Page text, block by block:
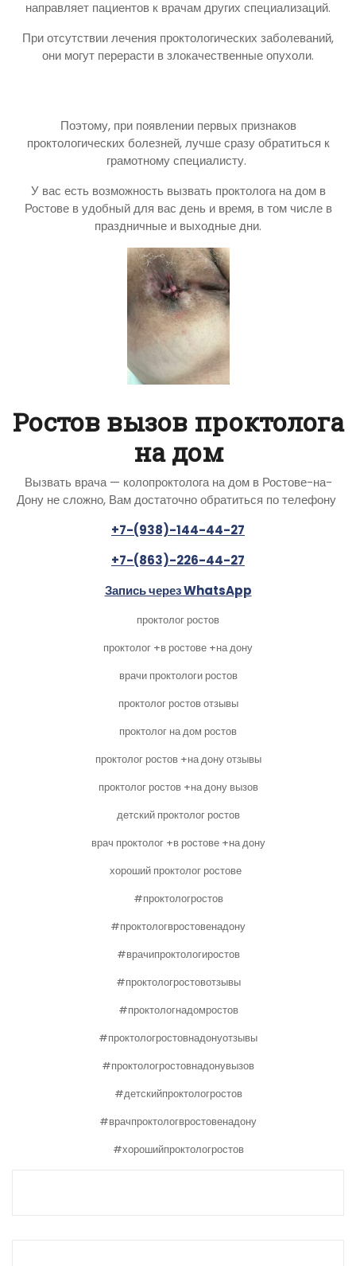
направляет пациентов к врачам других специализаций.
При отсутствии лечения проктологических заболеваний,
они могут перерасти в злокачественные опухоли.
Поэтому, при появлении первых признаков
проктологических болезней, лучше сразу обратиться к
грамотному специалисту.
У вас есть возможность вызвать проктолога на дом в
Ростове в удобный для вас день и время, в том числе в
праздничные и выходные дни.
Ростов вызов проктолога
на дом
Вызвать врача — колопроктолога на дом в Ростове-на-
Дону не сложно, Вам достаточно обратиться по телефону
+7-(938)-144-44-27
+7-(863)-226-44-27
Запись через WhatsApp
проктолог ростов
проктолог +в ростове +на дону
врачи проктологи ростов
проктолог ростов отзывы
проктолог на дом ростов
проктолог ростов +на дону отзывы
проктолог ростов +на дону вызов
детский проктолог ростов
врач проктолог +в ростове +на дону
хороший проктолог ростове
#проктологростов
#проктологвростовенадону
#врачипроктологиростов
#проктологростовотзывы
#проктологнадомростов
#проктологростовнадонуотзывы
#проктологростовнадонувызов
#детскийпроктологростов
#врачпроктологвростовенадону
#хорошийпроктологростов